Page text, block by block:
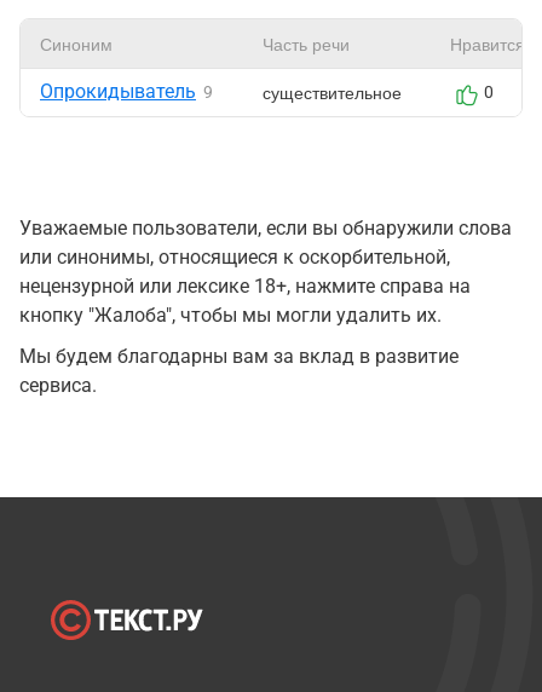
Синоним Часть речи Нравится
Опрокидыватель 9 существительное 0
Уважаемые пользователи, если вы обнаружили слова
или синонимы, относящиеся к оскорбительной,
нецензурной или лексике 18+, нажмите справа на
кнопку "Жалоба", чтобы мы могли удалить их.
Мы будем благодарны вам за вклад в развитие
сервиса.